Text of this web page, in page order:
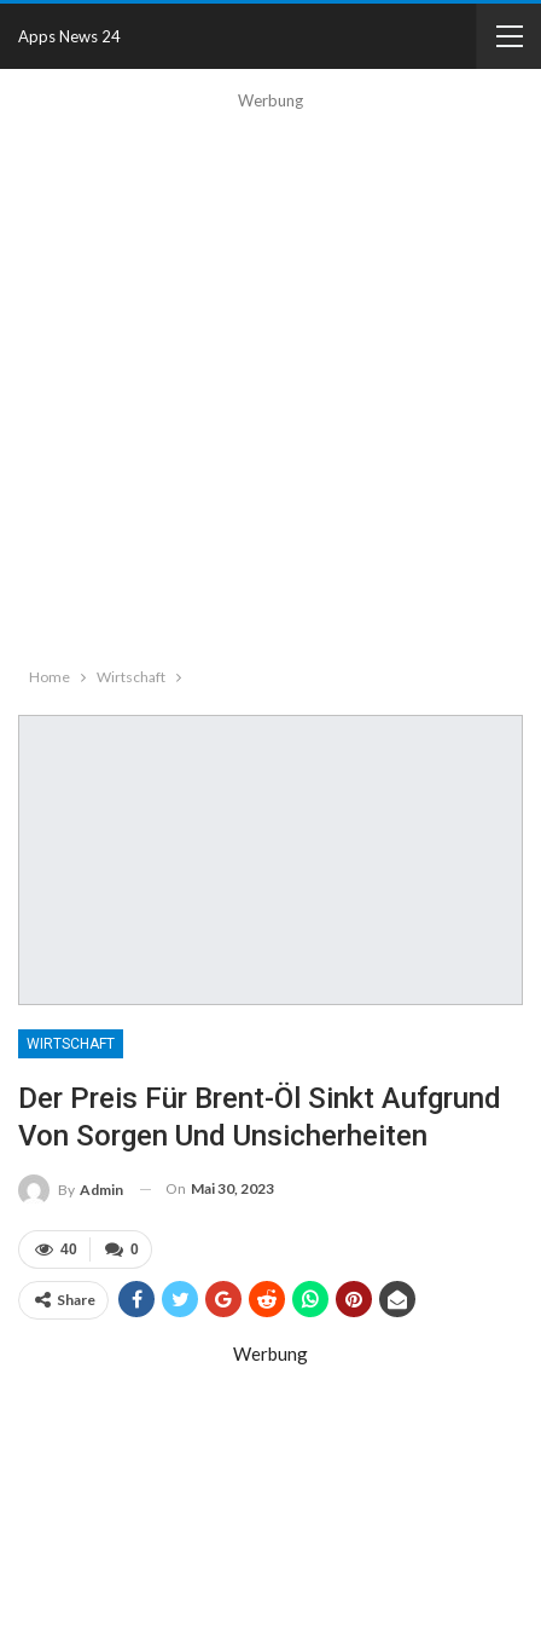
Werbung
Apps News 24
Home Wirtschaft
WIRTSCHAFT
Der Preis Für Brent-Öl Sinkt Aufgrund
Von Sorgen Und Unsicherheiten
By Admin On Mai 30, 2023
0
40
Share
Werbung